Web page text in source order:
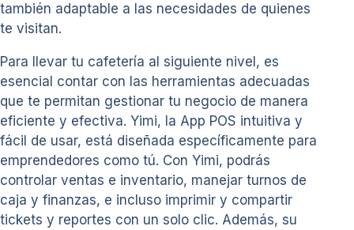
también adaptable a las necesidades de quienes
te visitan.
Para llevar tu cafetería al siguiente nivel, es
esencial contar con las herramientas adecuadas
que te permitan gestionar tu negocio de manera
eficiente y efectiva. Yimi, la App POS intuitiva y
fácil de usar, está diseñada específicamente para
emprendedores como tú. Con Yimi, podrás
controlar ventas e inventario, manejar turnos de
caja y finanzas, e incluso imprimir y compartir
tickets y reportes con un solo clic. Además, su